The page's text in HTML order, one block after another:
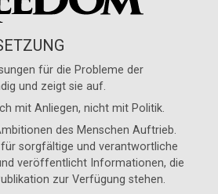
für die Probleme der
und zeigt sie auf.
mit Anliegen, nicht mit Politik.
des Menschen Auftrieb.
sorgfältige und verantwortliche
veröffentlicht Informationen, die
zur Verfügung stehen.